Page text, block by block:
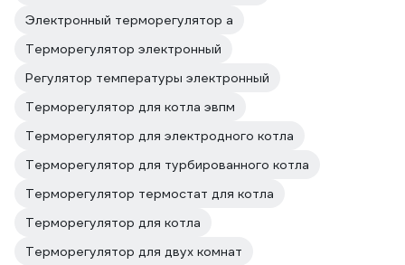
Электронный терморегулятор а
Терморегулятор электронный
Регулятор температуры электронный
Терморегулятор для котла эвпм
Терморегулятор для электродного котла
Терморегулятор для турбированного котла
Терморегулятор термостат для котла
Терморегулятор для котла
Терморегулятор для двух комнат